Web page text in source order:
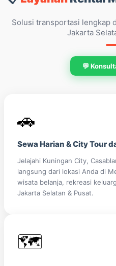
Solusi transportasi lengkap
Jakarta
💬
🚗
Sewa Harian & City Tour
Jelajahi Kuningan City,
langsung dari lokasi Anda di
wisata belanja, rekreasi
Jakarta Selatan & Pusat.
🗺️